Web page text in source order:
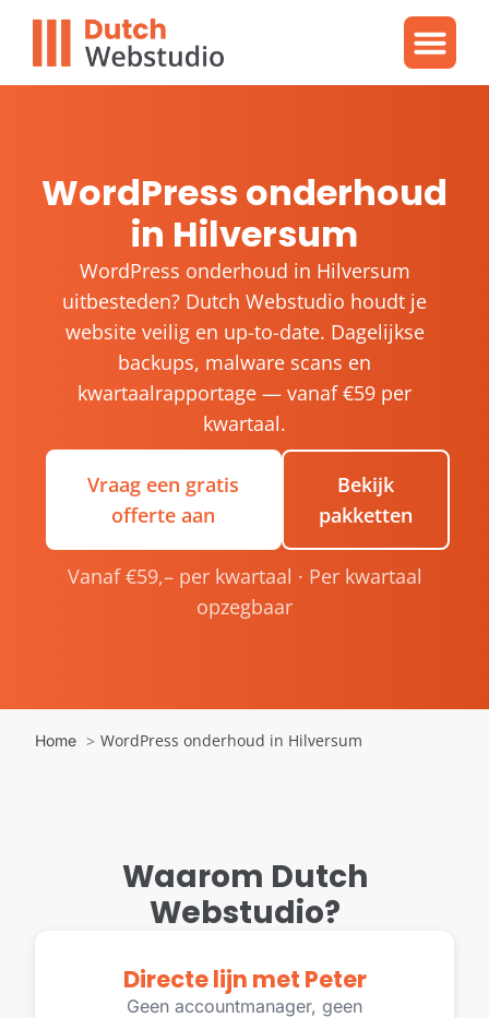
WordPress onderhoud
in Hilversum
WordPress onderhoud in Hilversum
uitbesteden? Dutch Webstudio houdt je
website veilig en up-to-date. Dagelijkse
backups, malware scans en
kwartaalrapportage — vanaf €59 per
kwartaal.
Vraag een gratis
offerte aan
Bekijk
pakketten
Vanaf €59,– per kwartaal · Per kwartaal
opzegbaar
Home WordPress onderhoud in Hilversum
Waarom Dutch
Webstudio?
Directe lijn met Peter
Geen accountmanager, geen